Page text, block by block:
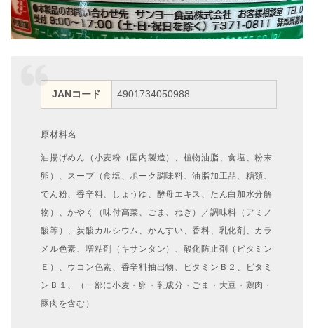
JANコード 4901734050988
原材料名
油揚げめん（小麦粉（国内製造）、植物油脂、食塩、粉末
卵）、スープ（食塩、ポーク調味料、油脂加工品、糖類、
でん粉、香辛料、しょうゆ、酵母エキス、たん白加水分解
物）、かやく（味付高菜、ごま、ねぎ）／調味料（アミノ
酸等）、炭酸カルシウム、かんすい、香料、乳化剤、カラ
メル色素、増粘剤（キサンタン）、酸化防止剤（ビタミン
Ｅ）、ウコン色素、香辛料抽出物、ビタミンＢ２、ビタミ
ンＢ１、（一部に小麦・卵・乳成分・ごま・大豆・鶏肉・
豚肉を含む）